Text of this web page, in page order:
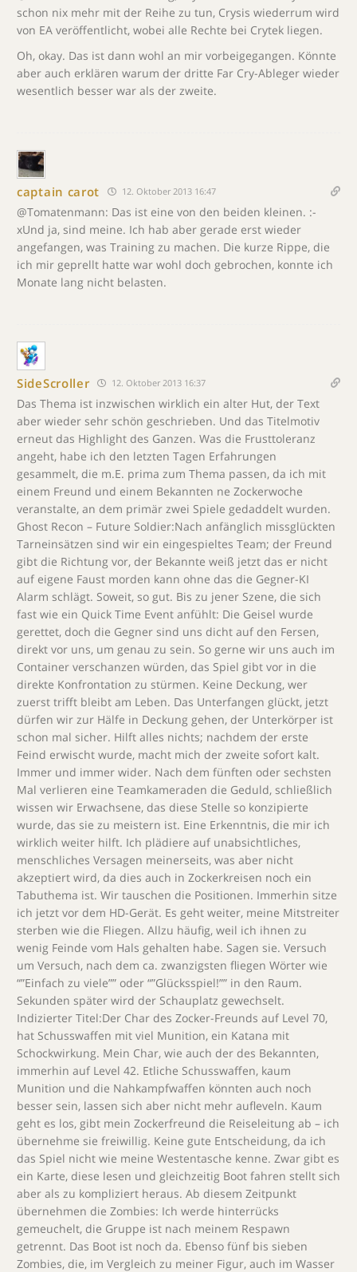
schon nix mehr mit der Reihe zu tun, Crysis wiederrum wird
von EA veröffentlicht, wobei alle Rechte bei Crytek liegen.
Oh, okay. Das ist dann wohl an mir vorbeigegangen. Könnte
aber auch erklären warum der dritte Far Cry-Ableger wieder
wesentlich besser war als der zweite.
captain carot 12. Oktober 2013 16:47
@Tomatenmann: Das ist eine von den beiden kleinen. :-
xUnd ja, sind meine. Ich hab aber gerade erst wieder
angefangen, was Training zu machen. Die kurze Rippe, die
ich mir geprellt hatte war wohl doch gebrochen, konnte ich
Monate lang nicht belasten.
SideScroller 12. Oktober 2013 16:37
Das Thema ist inzwischen wirklich ein alter Hut, der Text
aber wieder sehr schön geschrieben. Und das Titelmotiv
erneut das Highlight des Ganzen. Was die Frusttoleranz
angeht, habe ich den letzten Tagen Erfahrungen
gesammelt, die m.E. prima zum Thema passen, da ich mit
einem Freund und einem Bekannten ne Zockerwoche
veranstalte, an dem primär zwei Spiele gedaddelt wurden.
Ghost Recon – Future Soldier:Nach anfänglich missglückten
Tarneinsätzen sind wir ein eingespieltes Team; der Freund
gibt die Richtung vor, der Bekannte weiß jetzt das er nicht
auf eigene Faust morden kann ohne das die Gegner-KI
Alarm schlägt. Soweit, so gut. Bis zu jener Szene, die sich
fast wie ein Quick Time Event anfühlt: Die Geisel wurde
gerettet, doch die Gegner sind uns dicht auf den Fersen,
direkt vor uns, um genau zu sein. So gerne wir uns auch im
Container verschanzen würden, das Spiel gibt vor in die
direkte Konfrontation zu stürmen. Keine Deckung, wer
zuerst trifft bleibt am Leben. Das Unterfangen glückt, jetzt
dürfen wir zur Hälfe in Deckung gehen, der Unterkörper ist
schon mal sicher. Hilft alles nichts; nachdem der erste
Feind erwischt wurde, macht mich der zweite sofort kalt.
Immer und immer wider. Nach dem fünften oder sechsten
Mal verlieren eine Teamkameraden die Geduld, schließlich
wissen wir Erwachsene, das diese Stelle so konzipierte
wurde, das sie zu meistern ist. Eine Erkenntnis, die mir ich
wirklich weiter hilft. Ich plädiere auf unabsichtliches,
menschliches Versagen meinerseits, was aber nicht
akzeptiert wird, da dies auch in Zockerkreisen noch ein
Tabuthema ist. Wir tauschen die Positionen. Immerhin sitze
ich jetzt vor dem HD-Gerät. Es geht weiter, meine Mitstreiter
sterben wie die Fliegen. Allzu häufig, weil ich ihnen zu
wenig Feinde vom Hals gehalten habe. Sagen sie. Versuch
um Versuch, nach dem ca. zwanzigsten fliegen Wörter wie
“”Einfach zu viele”” oder “”Glücksspiel!”” in den Raum.
Sekunden später wird der Schauplatz gewechselt.
Indizierter Titel:Der Char des Zocker-Freunds auf Level 70,
hat Schusswaffen mit viel Munition, ein Katana mit
Schockwirkung. Mein Char, wie auch der des Bekannten,
immerhin auf Level 42. Etliche Schusswaffen, kaum
Munition und die Nahkampfwaffen könnten auch noch
besser sein, lassen sich aber nicht mehr aufleveln. Kaum
geht es los, gibt mein Zockerfreund die Reiseleitung ab – ich
übernehme sie freiwillig. Keine gute Entscheidung, da ich
das Spiel nicht wie meine Westentasche kenne. Zwar gibt es
ein Karte, diese lesen und gleichzeitig Boot fahren stellt sich
aber als zu kompliziert heraus. Ab diesem Zeitpunkt
übernehmen die Zombies: Ich werde hinterrücks
gemeuchelt, die Gruppe ist nach meinem Respawn
getrennt. Das Boot ist noch da. Ebenso fünf bis sieben
Zombies, die, im Vergleich zu meiner Figur, auch im Wasser